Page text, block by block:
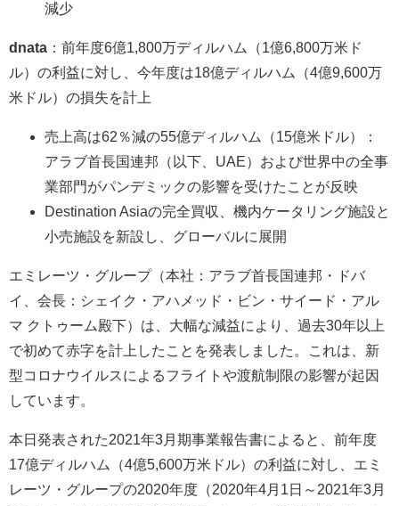
減少
dnata ：前年度6億1,800万ディルハム（1億6,800万米ド
ル）の利益に対し、今年度は18億ディルハム（4億9,600万
米ドル）の損失を計上
売上高は62％減の55億ディルハム（15億米ドル）：
アラブ首長国連邦（以下、UAE）および世界中の全事
業部門がパンデミックの影響を受けたことが反映
Destination Asiaの完全買収、機内ケータリング施設と
小売施設を新設し、グローバルに展開
エミレーツ・グループ（本社：アラブ首長国連邦・ドバ
イ、会長：シェイク・アハメッド・ビン・サイード・アル
マ クトゥーム殿下）は、大幅な減益により、過去30年以上
で初めて赤字を計上したことを発表しました。これは、新
型コロナウイルスによるフライトや渡航制限の影響が起因
しています。
本日発表された2021年3月期事業報告書によると、前年度
17億ディルハム（4億5,600万米ドル）の利益に対し、エミ
レーツ・グループの2020年度（2020年4月1日～2021年3月